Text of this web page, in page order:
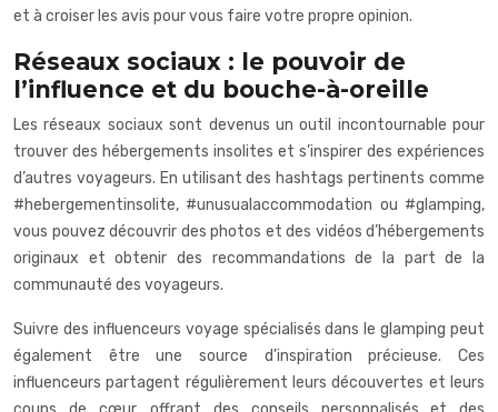
et à croiser les avis pour vous faire votre propre opinion.
Réseaux sociaux : le pouvoir de
l’influence et du bouche-à-oreille
Les réseaux sociaux sont devenus un outil incontournable pour
trouver des hébergements insolites et s’inspirer des expériences
d’autres voyageurs. En utilisant des hashtags pertinents comme
#hebergementinsolite, #unusualaccommodation ou #glamping,
vous pouvez découvrir des photos et des vidéos d’hébergements
originaux et obtenir des recommandations de la part de la
communauté des voyageurs.
Suivre des influenceurs voyage spécialisés dans le glamping peut
également être une source d’inspiration précieuse. Ces
influenceurs partagent régulièrement leurs découvertes et leurs